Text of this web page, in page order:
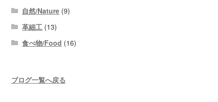
自然/Nature (9)
革細工 (13)
食べ物/Food (16)
ブログ一覧へ戻る